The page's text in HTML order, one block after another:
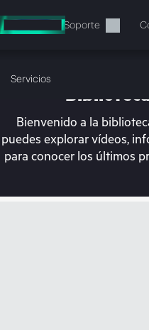
al
contenido
Soporte
Servicios
En estos
Bienvenido a la
puedes explorar vídeos,
para conocer los últimos